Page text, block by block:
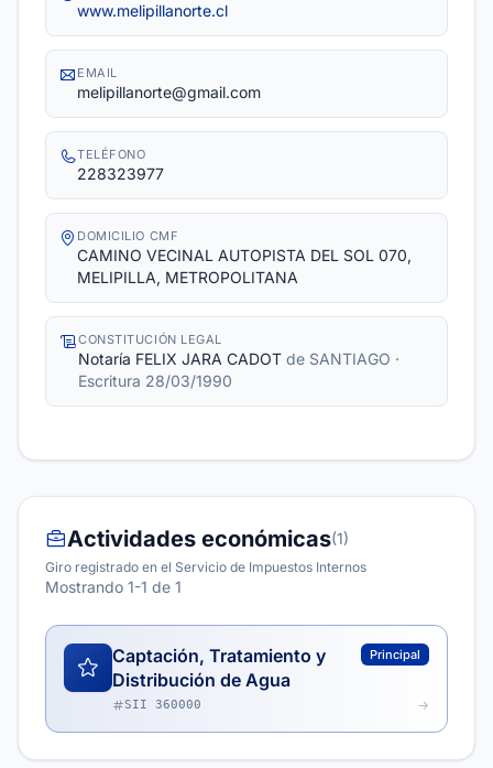
www.melipillanorte.cl
EMAIL
melipillanorte@gmail.com
TELÉFONO
228323977
DOMICILIO CMF
CAMINO VECINAL AUTOPISTA DEL SOL 070,
MELIPILLA, METROPOLITANA
CONSTITUCIÓN LEGAL
Notaría FELIX JARA CADOT de SANTIAGO ·
Escritura 28/03/1990
Actividades económicas(1)
Giro registrado en el Servicio de Impuestos Internos
Mostrando 1-1 de 1
Captación, Tratamiento y
Distribución de Agua
Principal
SII 360000